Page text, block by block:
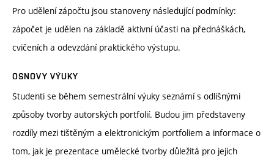
Pro udělení zápočtu jsou stanoveny následující podmínky:
zápočet je udělen na základě aktivní účasti na přednáškách,
cvičeních a odevzdání praktického výstupu.
OSNOVY VÝUKY
Studenti se během semestrální výuky seznámí s odlišnými
způsoby tvorby autorských portfolií. Budou jim představeny
rozdíly mezi tištěným a elektronickým portfoliem a informace o
tom, jak je prezentace umělecké tvorby důležitá pro jejich